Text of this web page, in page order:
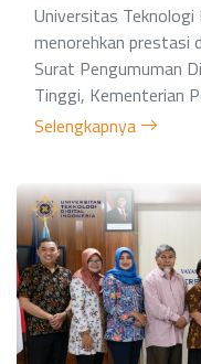
Universitas Teknologi
menorehkan prestasi
Surat Pengumuman
Tinggi, Kementerian
Selengkapnya